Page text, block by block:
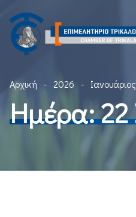
Αρχική 2026 Ιανουάριος
Ημέρα:22